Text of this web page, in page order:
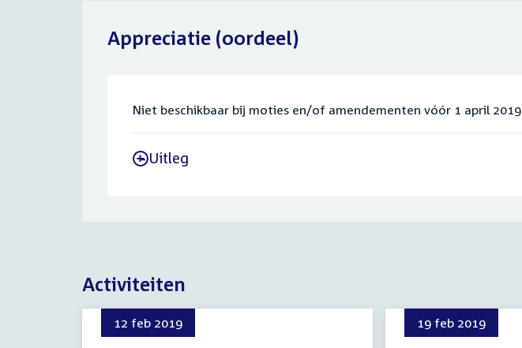
Appreciatie (oordeel)
Niet beschikbaar bij moties en/of amendementen vóór 1 april 2019
- Uitleg
Activiteiten
12 feb 2019 19 feb 2019